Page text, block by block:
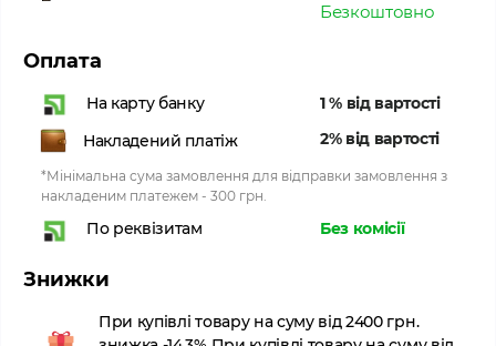
Безкоштовно
Оплата
На карту банку
1 % від вартості
Накладений платіж
2% від вартості
*Мінімальна сума замовлення для відправки замовлення з
накладеним платежем - 300 грн.
По реквізитам Без комісії
Знижки
При купівлі товару на суму від 2400 грн.